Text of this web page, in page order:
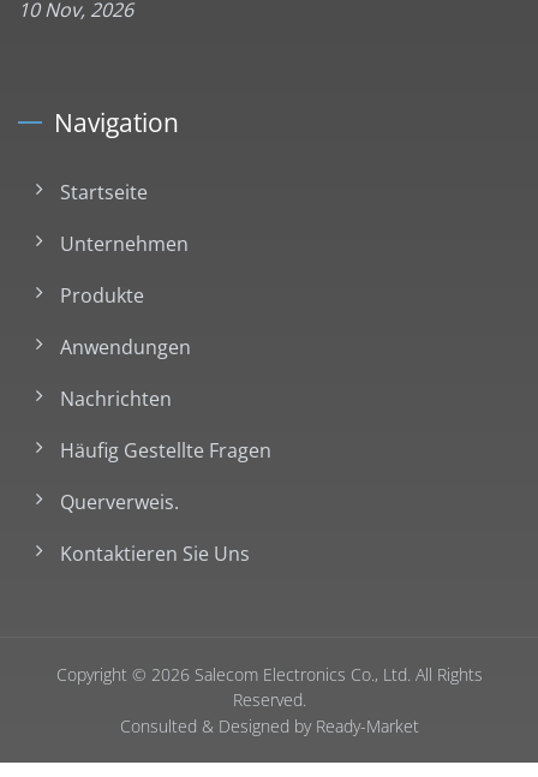
10 Nov, 2026
Navigation
Startseite
Unternehmen
Produkte
Anwendungen
Nachrichten
Häufig Gestellte Fragen
Querverweis.
Kontaktieren Sie Uns
Copyright © 2026 Salecom Electronics Co., Ltd. All Rights
Reserved.
Consulted & Designed by Ready-Market